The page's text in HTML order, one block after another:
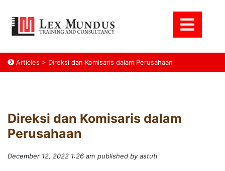
Articles > Direksi dan Komisaris dalam Perusahaan
Direksi dan Komisaris dalam
Perusahaan
December 12, 2022 1:26 am published by astuti